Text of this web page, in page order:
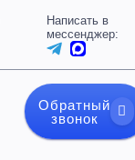
Написать в
мессенджер:
Обратный
звонок